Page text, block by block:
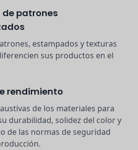
de patrones
estampados y texturas
sus productos en el
rendimiento
de los materiales para
durabilidad, solidez del color y
de las normas de seguridad